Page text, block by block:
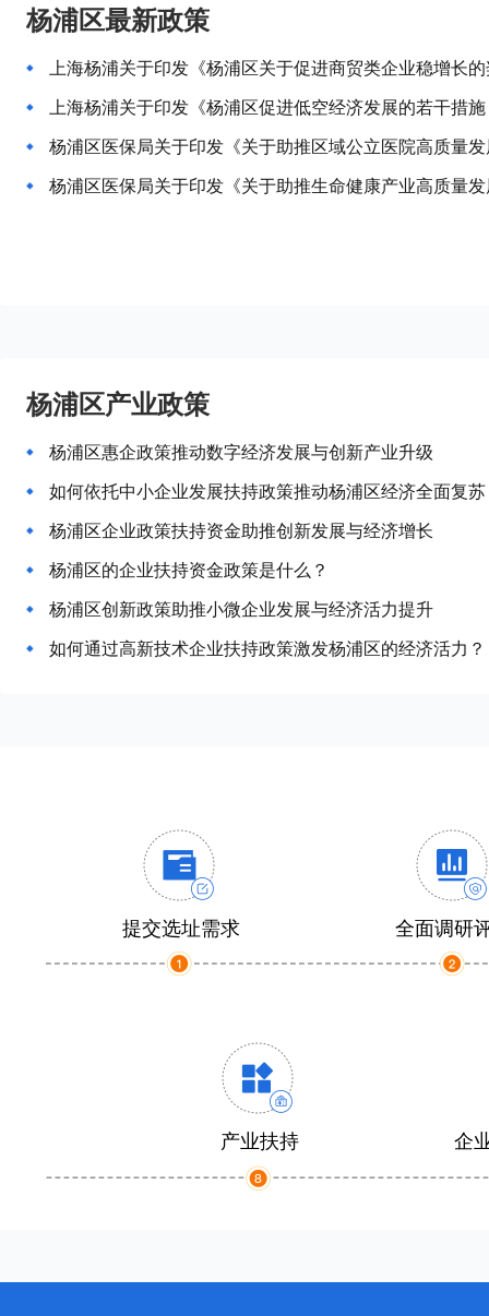
杨浦区最新政策
上海杨浦关于印发《杨浦区关于促进商贸类企业稳增长
上海杨浦关于印发《杨浦区促进低空经济发展的若干措
杨浦区产业政策
杨浦区惠企政策推动数字经济发展与创新产业升级
如何依托中小企业发展扶持政策推动杨浦区经济全面复
杨浦区企业政策扶持资金助推创新发展与经济增长
杨浦区的企业扶持资金政策是什么？
杨浦区创新政策助推小微企业发展与经济活力提升
如何通过高新技术企业扶持政策激发杨浦区的经济活力？
提交选址需求 全面调研
产业扶持 企